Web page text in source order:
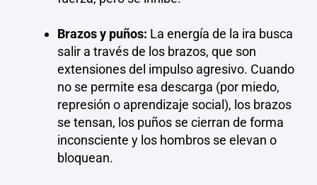
Brazos y puños: La energía de la ira busca
salir a través de los brazos, que son
extensiones del impulso agresivo. Cuando
no se permite esa descarga (por miedo,
represión o aprendizaje social), los brazos
se tensan, los puños se cierran de forma
inconsciente y los hombros se elevan o
bloquean.